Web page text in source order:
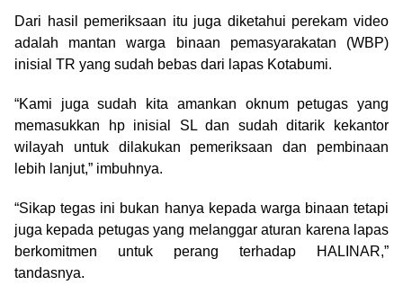
Dari hasil pemeriksaan itu juga diketahui perekam video
adalah mantan warga binaan pemasyarakatan (WBP)
inisial TR yang sudah bebas dari lapas Kotabumi.
“Kami juga sudah kita amankan oknum petugas yang
memasukkan hp inisial SL dan sudah ditarik kekantor
wilayah untuk dilakukan pemeriksaan dan pembinaan
lebih lanjut,” imbuhnya.
“Sikap tegas ini bukan hanya kepada warga binaan tetapi
juga kepada petugas yang melanggar aturan karena lapas
berkomitmen untuk perang terhadap HALINAR,”
tandasnya.